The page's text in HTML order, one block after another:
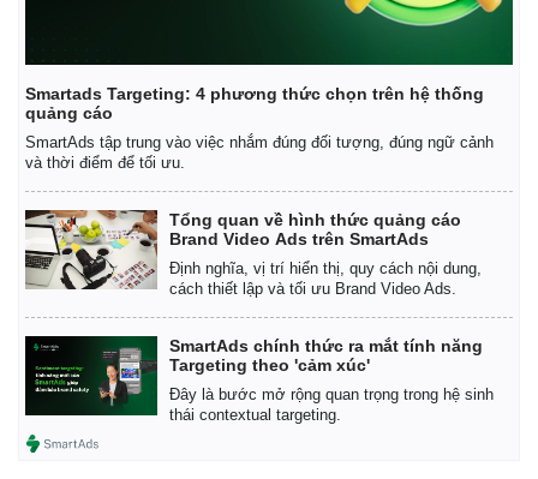
Smartads Targeting: 4 phương thức chọn trên hệ thống
quảng cáo
SmartAds tập trung vào việc nhắm đúng đối tượng, đúng ngữ cảnh
và thời điểm để tối ưu.
Tổng quan về hình thức quảng cáo
Brand Video Ads trên SmartAds
Định nghĩa, vị trí hiển thị, quy cách nội dung,
cách thiết lập và tối ưu Brand Video Ads.
SmartAds chính thức ra mắt tính năng
Targeting theo 'cảm xúc'
Đây là bước mở rộng quan trọng trong hệ sinh
thái contextual targeting.